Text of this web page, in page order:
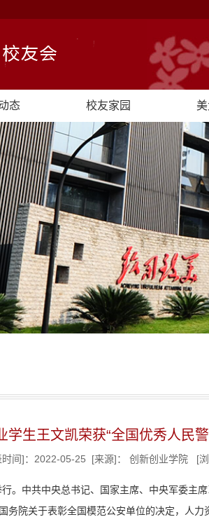
态 校友家园
学生王文凯荣获“全国优秀人民
间]：2022-05-25 [来源]： 创新创业学院 [浏
。中共中央总书记、国家主席、中央军委主
院关于表彰全国模范公安单位的决定，人